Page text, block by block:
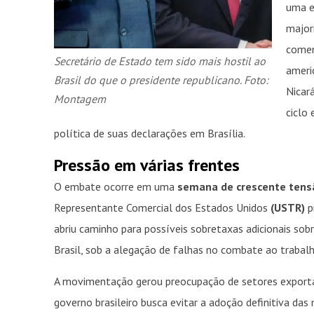
Secretário de Estado tem sido mais hostil ao
Brasil do que o presidente republicano. Foto:
Montagem
uma
ciclo
política de suas declarações em Brasília.
Pressão em várias frentes
O embate ocorre em uma semana de crescente
Representante Comercial dos Estados Unidos (USTR)
abriu caminho para possíveis sobretaxas adicionais
Brasil, sob a alegação de falhas no combate ao
A movimentação gerou preocupação de setores
governo brasileiro busca evitar a adoção definitiva